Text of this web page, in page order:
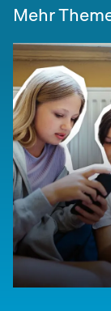
e
n
d
e
Z
D
Mehr